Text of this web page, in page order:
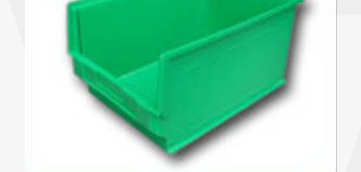
Okładziny na rolki
Płyty pełne
Akcesoria magazynowe